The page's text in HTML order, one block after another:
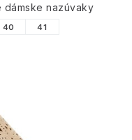
dámske nazúvaky
40 41